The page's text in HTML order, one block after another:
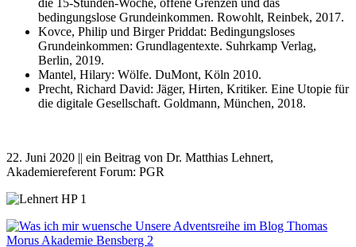
die 15-Stunden-Woche, offene Grenzen und das
bedingungslose Grundeinkommen. Rowohlt, Reinbek, 2017.
Kovce, Philip und Birger Priddat: Bedingungsloses
Grundeinkommen: Grundlagentexte. Suhrkamp Verlag,
Berlin, 2019.
Mantel, Hilary: Wölfe. DuMont, Köln 2010.
Precht, Richard David: Jäger, Hirten, Kritiker. Eine Utopie für
die digitale Gesellschaft. Goldmann, München, 2018.
22. Juni 2020 || ein Beitrag von Dr. Matthias Lehnert,
Akademiereferent Forum: PGR